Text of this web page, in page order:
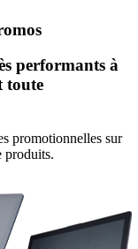
performants à
toute
promotionnelles sur
produits.